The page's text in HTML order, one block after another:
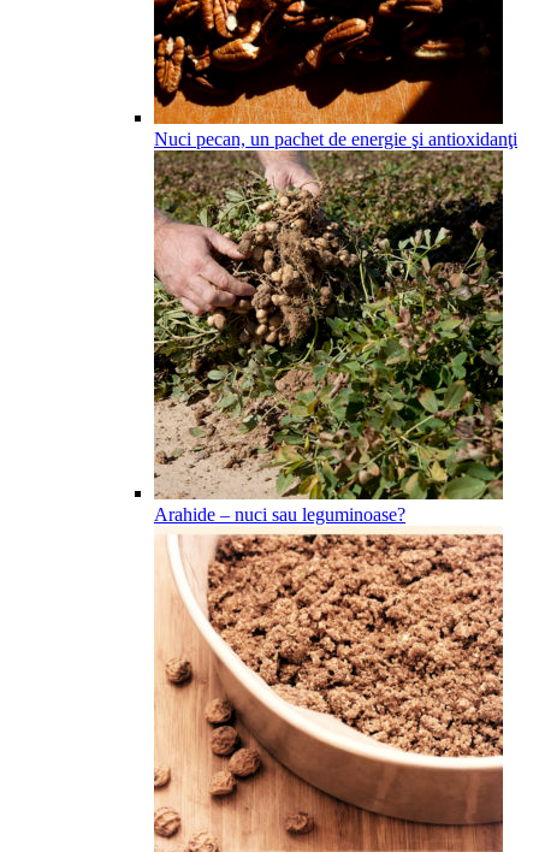
Nuci pecan, un pachet de energie şi antioxidanţi
Arahide – nuci sau leguminoase?